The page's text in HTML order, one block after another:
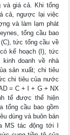
và giá cả. Khi tổng
cả, ngược lại việc
và làm lạm phát
tổng cầu bao
tức tổng cầu về
kế hoạch (I), tức
doanh về nhà
sản xuất; chi tiêu
chi tiêu của nước
= C + I + G + NX
tế được thể hiện
tổng cầu bao gồm
dùng và buôn bán
MS tác động tới I